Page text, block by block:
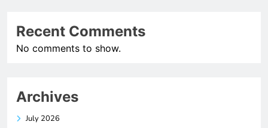
Recent Comments
No comments to show.
Archives
July 2026